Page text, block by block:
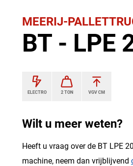
MEERIJ-
BT - LPE
ELECTRO 2 TON VGV CM
Wilt u meer weten?
Heeft u vraag over de BT LPE
machine, neem dan vrijblijvend